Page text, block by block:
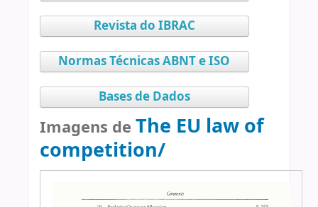
Revista do IBRAC
Normas Técnicas ABNT e ISO
Bases de Dados
Imagens de The EU law of
competition/